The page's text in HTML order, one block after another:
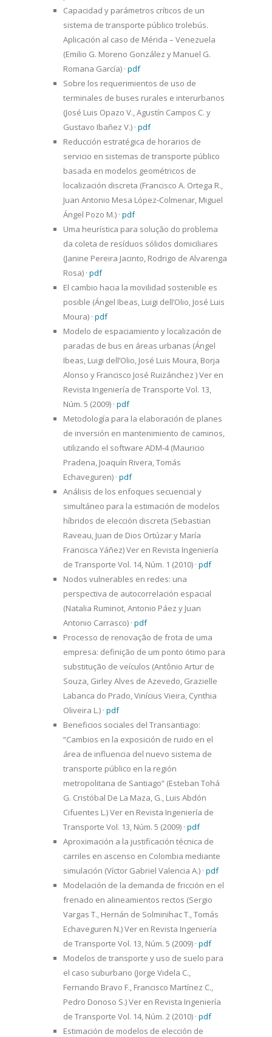
Capacidad y parámetros críticos de un
sistema de transporte público trolebús.
Aplicación al caso de Mérida – Venezuela
(Emilio G. Moreno González y Manuel G.
Romana García) · pdf
Sobre los requerimientos de uso de
terminales de buses rurales e interurbanos
(José Luis Opazo V., Agustín Campos C. y
Gustavo Ibañez V.) · pdf
Reducción estratégica de horarios de
servicio en sistemas de transporte público
basada en modelos geométricos de
localización discreta (Francisco A. Ortega R.,
Juan Antonio Mesa López-Colmenar, Miguel
Ángel Pozo M.) · pdf
Uma heurística para solução do problema
da coleta de resíduos sólidos domiciliares
(Janine Pereira Jacinto, Rodrigo de Alvarenga
Rosa) · pdf
El cambio hacia la movilidad sostenible es
posible (Ángel Ibeas, Luigi dell’Olio, José Luis
Moura) · pdf
Modelo de espaciamiento y localización de
paradas de bus en áreas urbanas (Ángel
Ibeas, Luigi dell’Olio, José Luis Moura, Borja
Alonso y Francisco José Ruizánchez ) Ver en
Revista Ingeniería de Transporte Vol. 13,
Núm. 5 (2009) · pdf
Metodología para la elaboración de planes
de inversión en mantenimiento de caminos,
utilizando el software ADM-4 (Mauricio
Pradena, Joaquín Rivera, Tomás
Echaveguren) · pdf
Análisis de los enfoques secuencial y
simultáneo para la estimación de modelos
híbridos de elección discreta (Sebastian
Raveau, Juan de Dios Ortúzar y María
Francisca Yáñez) Ver en Revista Ingeniería
de Transporte Vol. 14, Núm. 1 (2010) · pdf
Nodos vulnerables en redes: una
perspectiva de autocorrelación espacial
(Natalia Ruminot, Antonio Páez y Juan
Antonio Carrasco) · pdf
Processo de renovação de frota de uma
empresa: definição de um ponto ótimo para
substitução de veículos (Antônio Artur de
Souza, Girley Alves de Azevedo, Grazielle
Labanca do Prado, Vinícius Vieira, Cynthia
Oliveira L.) · pdf
Beneficios sociales del Transantiago:
“Cambios en la exposición de ruido en el
área de influencia del nuevo sistema de
transporte público en la región
metropolitana de Santiago” (Esteban Tohá
G. Cristóbal De La Maza, G., Luis Abdón
Cifuentes L.) Ver en Revista Ingeniería de
Transporte Vol. 13, Núm. 5 (2009) · pdf
Aproximación a la justificación técnica de
carriles en ascenso en Colombia mediante
simulación (Víctor Gabriel Valencia A.) · pdf
Modelación de la demanda de fricción en el
frenado en alineamientos rectos (Sergio
Vargas T., Hernán de Solminihac T., Tomás
Echaveguren N.) Ver en Revista Ingeniería
de Transporte Vol. 13, Núm. 5 (2009) · pdf
Modelos de transporte y uso de suelo para
el caso suburbano (Jorge Videla C.,
Fernando Bravo F., Francisco Martínez C.,
Pedro Donoso S.) Ver en Revista Ingeniería
de Transporte Vol. 14, Núm. 2 (2010) · pdf
Estimación de modelos de elección de